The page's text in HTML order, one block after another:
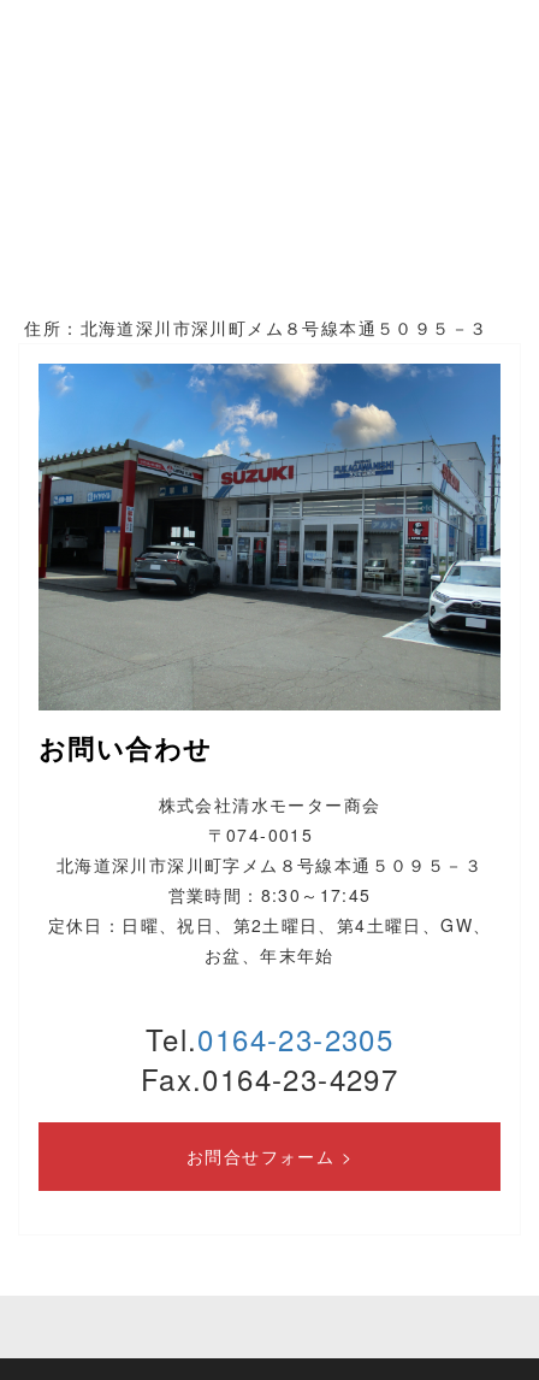
住所：北海道深川市深川町メム８号線本通５０９５－３
お問い合わせ
株式会社清水モーター商会
〒074-0015
北海道深川市深川町字メム８号線本通５０９５－３
営業時間：8:30～17:45
定休日：日曜、祝日、第2土曜日、第4土曜日、GW、
お盆、年末年始
Tel.0164-23-2305
Fax.0164-23-4297
お問合せフォーム >